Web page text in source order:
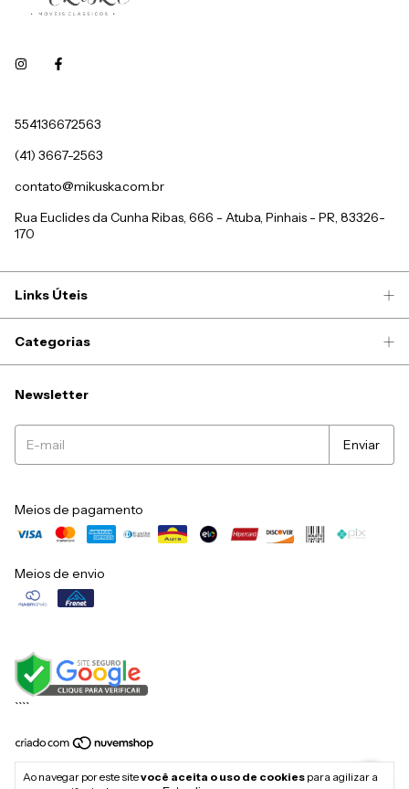
Ao navegar por este sitevocê aceita o uso de cookies para agilizar a
554136672563
(41) 3667-2563
contato@mikuska.com.br
Rua Euclides da Cunha Ribas, 666 - Atuba, Pinhais - PR, 83326-
170
Links Úteis
Categorias
Newsletter
Meios de pagamento
Meios de envio
````
Copyright Mikuska Móveis - 79056396000149 - 2026. Todos os direitos
reservados.